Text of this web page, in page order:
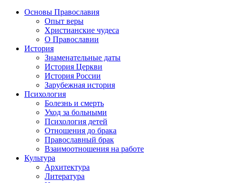
Основы Православия
Опыт веры
Христианские чудеса
О Православии
История
Знаменательные даты
История Церкви
История России
Зарубежная история
Психология
Болезнь и смерть
Уход за больными
Психология детей
Отношения до брака
Православный брак
Взаимоотношения на работе
Культура
Архитектура
Литература